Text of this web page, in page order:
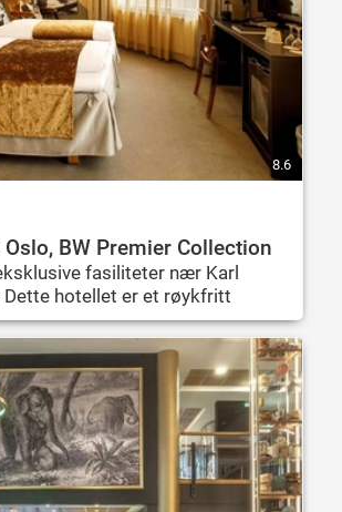
8.6
BW Premier Collection
fasiliteter nær Karl
Dette hotellet er et røykfritt